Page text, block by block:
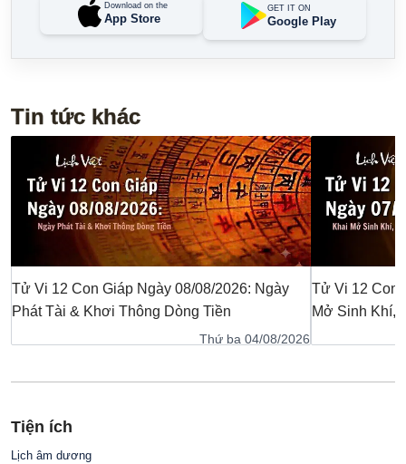
Download on the
App Store
GET IT ON
Google Play
Tin tức khác
Tử Vi 12 Con Giáp Ngày 08/08/2026: Ngày
Phát Tài & Khơi Thông Dòng Tiền
Thứ ba 04/08/2026
Tử Vi 12 Con
Mở Sinh Khí,
Tiện ích
Lịch âm dương